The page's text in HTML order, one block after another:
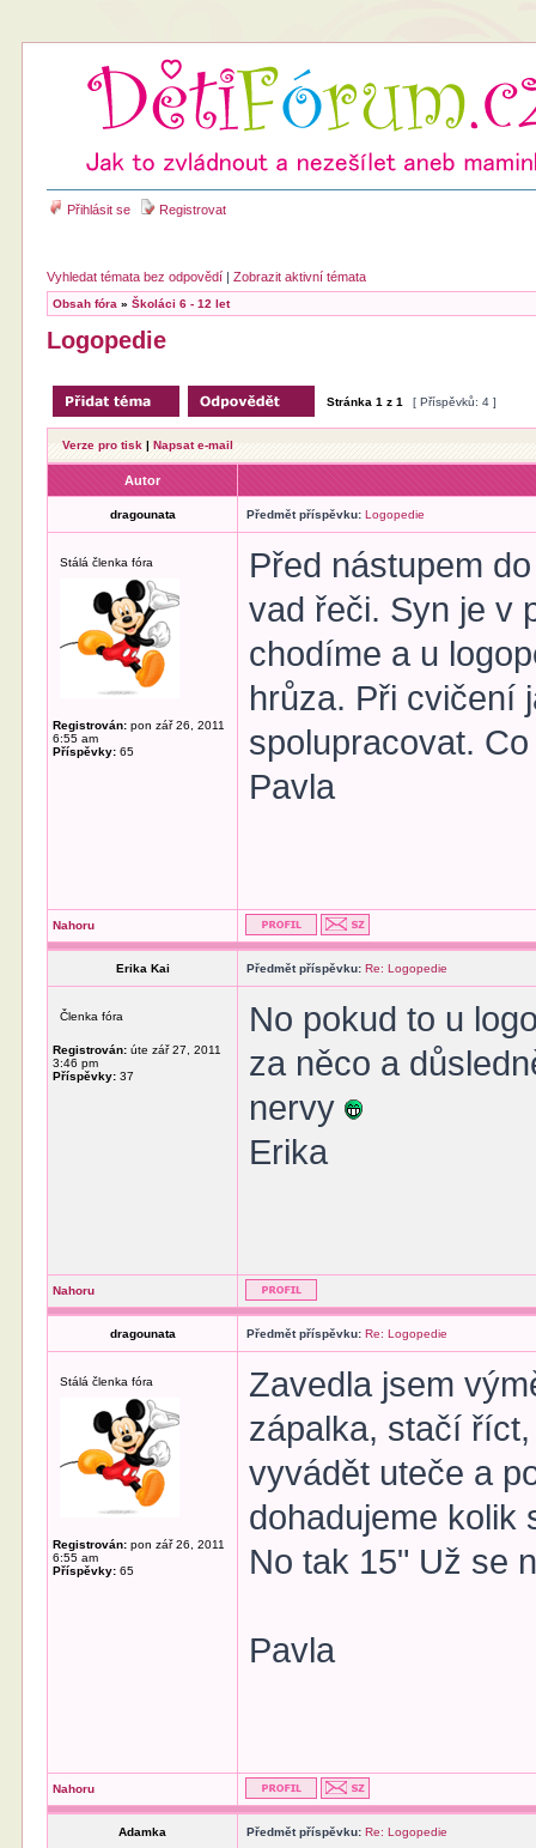
Přihlásit se Registrovat
Vyhledat témata bez odpovědí |Zobrazit aktivní témata
Obsah fóra »Školáci 6 - 12 let
Logopedie
Stránka1 z1 [ Příspěvků: 4 ]
Verze pro tisk |Napsat e-mail
Autor
dragounata Předmět příspěvku: Logopedie
Stálá členka fóra
Registrován: pon zář 26, 2011
6:55 am
Příspěvky: 65
Před nástupem
vad řeči. Syn je v
chodíme a u
hrůza. Při cvičení
spolupracovat.
Pavla
Nahoru
Erika Kai Předmět příspěvku: Re: Logopedie
Členka fóra
Registrován: úte zář 27, 2011
3:46 pm
Příspěvky: 37
No pokud to u
za něco a
nervy
Erika
Nahoru
dragounata Předmět příspěvku: Re: Logopedie
Stálá členka fóra
Registrován: pon zář 26, 2011
6:55 am
Příspěvky: 65
Zavedla jsem
zápalka, stačí
vyvádět uteče a
dohadujeme kolik
No tak 15" Už se
Pavla
Nahoru
Adamka Předmět příspěvku: Re: Logopedie